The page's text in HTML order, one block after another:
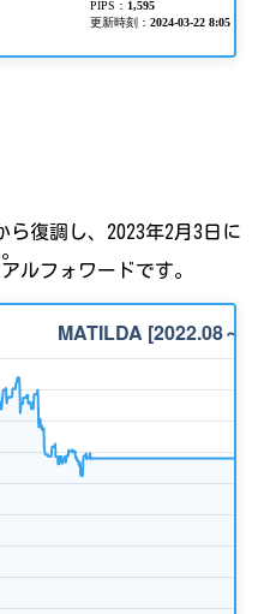
ら復調し、2023年2月3日に
ルフォワードです。